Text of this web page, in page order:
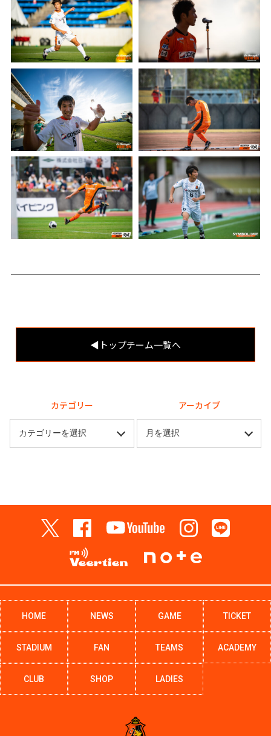
◀︎トップチーム一覧へ
カテゴリー アーカイブ
HOME NEWS GAME TICKET
STADIUM FAN TEAMS ACADEMY
CLUB SHOP LADIES